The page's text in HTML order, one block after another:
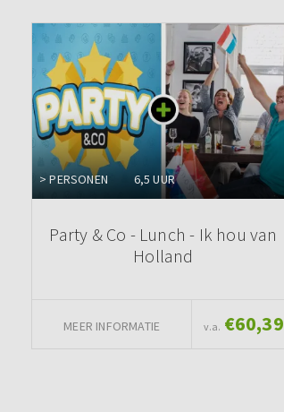
> PERSONEN 6,5 UUR
Party & Co - Lunch - Ik hou van
Holland
MEER INFORMATIE v.a. €60,39